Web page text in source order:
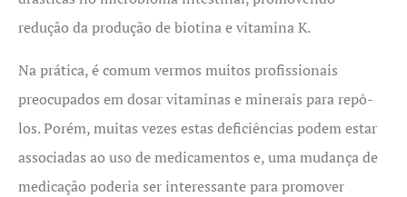
redução da produção de biotina e vitamina K.
Na prática, é comum vermos muitos profissionais
preocupados em dosar vitaminas e minerais para repô-
los. Porém, muitas vezes estas deficiências podem estar
associadas ao uso de medicamentos e, uma mudança de
medicação poderia ser interessante para promover